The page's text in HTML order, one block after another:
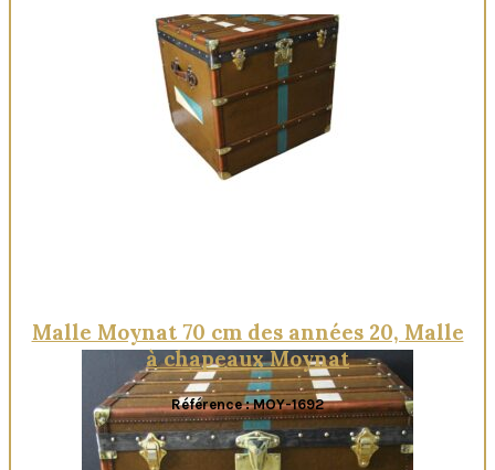
Malle Moynat 70 cm des années 20, Malle
à chapeaux Moynat
Référence : MOY-1692